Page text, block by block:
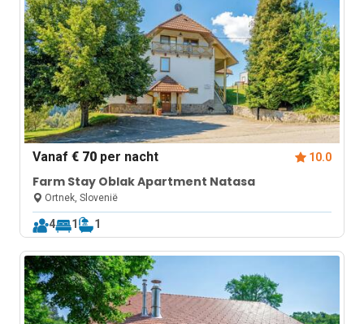
Vanaf€ 70 per nacht 10.0
Farm Stay Oblak Apartment Natasa
Ortnek, Slovenië
4 1 1